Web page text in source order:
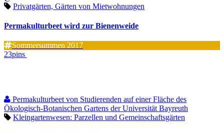
Privatgärten, Gärten von Mietwohnungen
Permakulturbeet wird zur Bienenweide
Sommersummen 2017
23pins
Permakulturbeet von Studierenden auf einer Fläche des
Ökologisch-Botanischen Gartens der Universität Bayreuth
Kleingartenwesen: Parzellen und Gemeinschaftsgärten